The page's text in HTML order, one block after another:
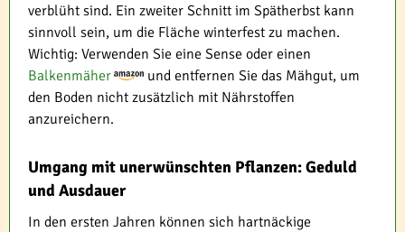
verblüht sind. Ein zweiter Schnitt im Spätherbst kann
sinnvoll sein, um die Fläche winterfest zu machen.
Wichtig: Verwenden Sie eine Sense oder einen
Balkenmäher
und entfernen Sie das Mähgut, um
den Boden nicht zusätzlich mit Nährstoffen
anzureichern.
Umgang mit unerwünschten Pflanzen: Geduld
und Ausdauer
In den ersten Jahren können sich hartnäckige